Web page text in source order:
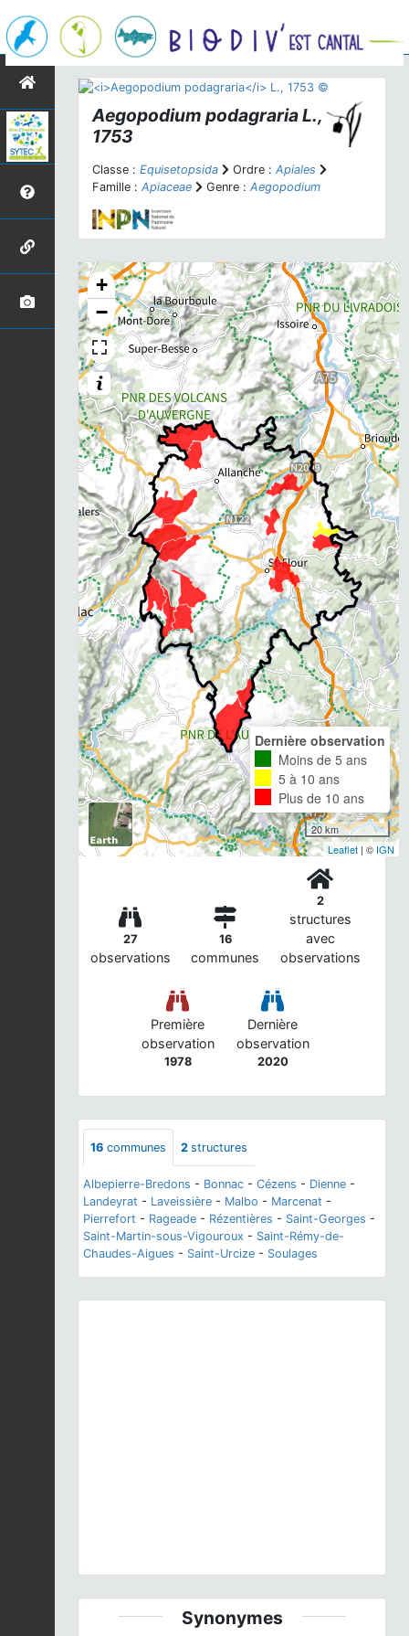
Aegopodium podagrariaL.,
1753
Classe : Equisetopsida Ordre : Apiales
Famille : Apiaceae Genre : Aegopodium
+
−
Dernière observation
Moins de 5 ans
5 à 10 ans
Plus de 10 ans
20 km
Leaflet | © IGN
27
observations
16
communes
2
structures
avec
observations
Première
observation
1978
Dernière
observation
2020
16 communes 2 structures
Albepierre-Bredons - Bonnac - Cézens - Dienne -
Landeyrat - Laveissière - Malbo - Marcenat -
Pierrefort - Rageade - Rézentières - Saint-Georges -
Saint-Martin-sous-Vigouroux - Saint-Rémy-de-
Chaudes-Aigues - Saint-Urcize - Soulages
Synonymes